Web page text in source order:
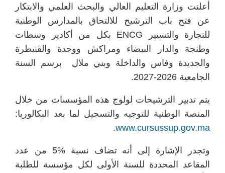
أعلنت وزارة التعليم العالي والبحث العلمي والابتكار
عن فتح باب الترشيح للالتحاق بالمدارس الوطنية
للتجارة والتسيير ENCG بكل من أكادير وسطات
وطنجة والدار البيضاء ومراكش ووجدة والقنيطرة
والجديدة وفاس والداخلة وبني ملال برسم السنة
الجامعية 2026-2027.
يتم تدبير الترشيحات لولوج هذه المؤسسات من خلال
المنصة الوطنية للتوجيه والتسجيل لما بعد البكالوريا:
www.cursussup.gov.ma
.
وتجدر الإشارة إلى أنه تضاف نسبة %5 من عدد
المقاعد المحددة للسنة الأولى لكل مؤسسة للطلبة